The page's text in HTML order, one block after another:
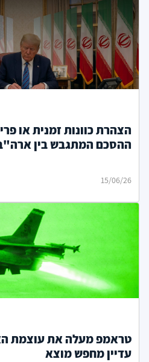
הצהרת כוונות זמנית או
ההסכם המתגבש בין
15/06/26
טראמפ מעלה את עוצמת
עדיין מחפש מוצא